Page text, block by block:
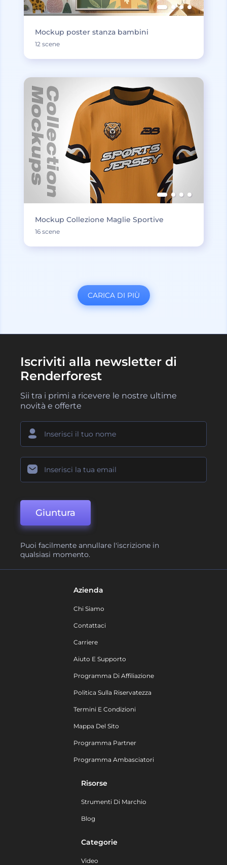
Mockup poster stanza bambini
12 scene
Mockup Collezione Maglie Sportive
16 scene
CARICA DI PIÙ
Iscriviti alla newsletter di
Renderforest
Sii tra i primi a ricevere le nostre ultime
novità e offerte
Giuntura
Puoi facilmente annullare l'iscrizione in
qualsiasi momento.
Azienda
Chi Siamo
Contattaci
Carriere
Aiuto E Supporto
Programma Di Affiliazione
Politica Sulla Riservatezza
Termini E Condizioni
Mappa Del Sito
Programma Partner
Programma Ambasciatori
Risorse
Strumenti Di Marchio
Blog
Categorie
Video